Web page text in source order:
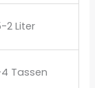
2 Liter
Tassen